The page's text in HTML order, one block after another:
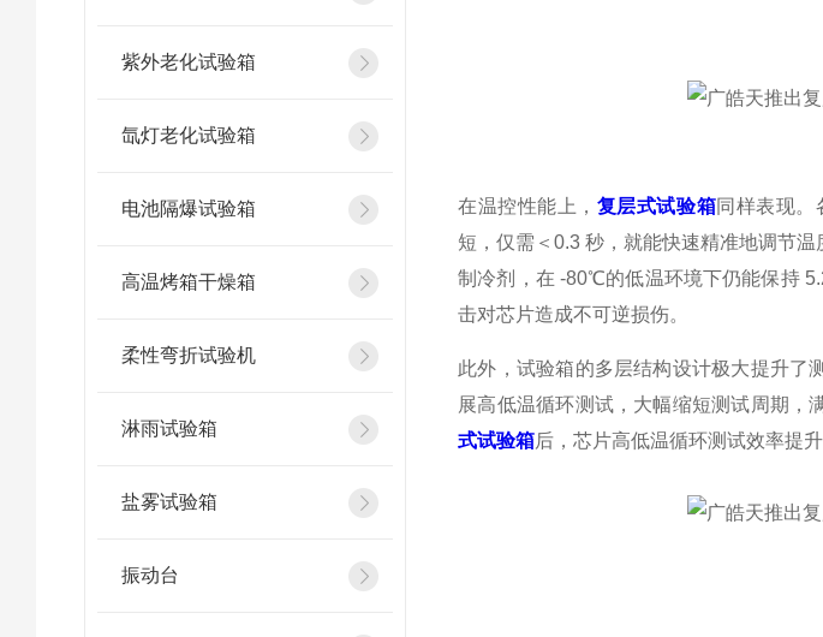
紫外老化试验箱
氙灯老化试验箱
电池隔爆试验箱
高温烤箱干燥箱
柔性弯折试验机
淋雨试验箱
盐雾试验箱
振动台
在温控性能上， 复层式试验箱同样表现。
短，仅需＜0.3 秒，就能快速精准地调节
制冷剂，在 -80℃的低温环境下仍能保持
击对芯片造成不可逆损伤。
此外，试验箱的多层结构设计极大提升了
展高低温循环测试，大幅缩短测试周期，
式试验箱后，芯片高低温循环测试效率提